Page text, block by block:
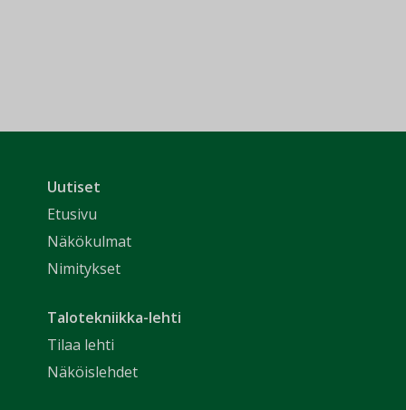
Uutiset
Etusivu
Näkökulmat
Nimitykset
Talotekniikka-lehti
Tilaa lehti
Näköislehdet